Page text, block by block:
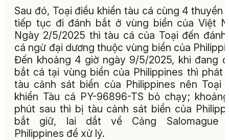
Sau đó, Toại điều khiển tàu cá cùng 4 thuyền
tiếp tục đi đánh bắt ở vùng biển của Việt
Ngày 2/5/2025 thì tàu cá của Toại đến
cá ngừ đại dương thuộc vùng biển của
Đến khoảng 4 giờ ngày 9/5/2025, khi đang
bắt cá tại vùng biển của Philippines thì phát
tàu cảnh sát biển của Philippines nên Toại
khiển Tàu cá PY-96896-TS bỏ chạy;
phút sau thì bị tàu cảnh sát biển của
bắt giữ, lai dắt về Cảng Salomague
Philippines để xử lý.